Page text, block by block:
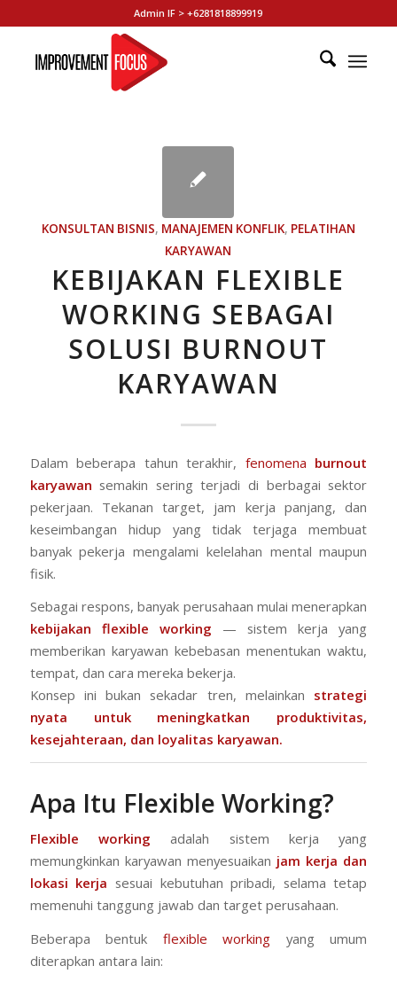
Admin IF > +6281818899919
KONSULTAN BISNIS, MANAJEMEN KONFLIK, PELATIHAN
KARYAWAN
KEBIJAKAN FLEXIBLE
WORKING SEBAGAI
SOLUSI BURNOUT
KARYAWAN
Dalam beberapa tahun terakhir, fenomena burnout
karyawan semakin sering terjadi di berbagai sektor
pekerjaan. Tekanan target, jam kerja panjang, dan
keseimbangan hidup yang tidak terjaga membuat
banyak pekerja mengalami kelelahan mental maupun
fisik.
Sebagai respons, banyak perusahaan mulai menerapkan
kebijakan flexible working — sistem kerja yang
memberikan karyawan kebebasan menentukan waktu,
tempat, dan cara mereka bekerja.
Konsep ini bukan sekadar tren, melainkan strategi
nyata untuk meningkatkan produktivitas,
kesejahteraan, dan loyalitas karyawan.
Apa Itu Flexible Working?
Flexible working adalah sistem kerja yang
memungkinkan karyawan menyesuaikan jam kerja dan
lokasi kerja sesuai kebutuhan pribadi, selama tetap
memenuhi tanggung jawab dan target perusahaan.
Beberapa bentuk flexible working yang umum
diterapkan antara lain: